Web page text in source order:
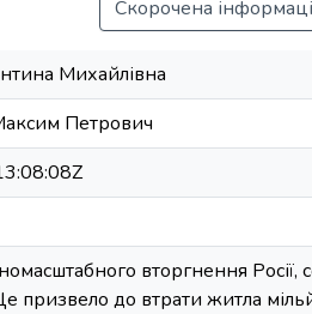
Скорочена
Михайлівна
Петрович
вторгнення Росії,
призвело до втрати житла